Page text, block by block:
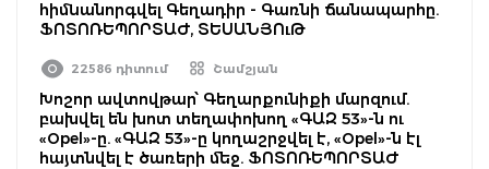
հիմնանորգվել Գեղադիր - Գառնի ճանապարհը.
ՖՈՏՈՌԵՊՈՐՏԱԺ, ՏԵՍԱՆՅՈւԹ
22586 դիտում Շամշյան
Խոշոր ավտովթար՝ Գեղարքունիքի մարզում.
բախվել են խոտ տեղափոխող «ԳԱԶ 53»-ն ու
«Opel»-ը. «ԳԱԶ 53»-ը կողաշրջվել է, «Opel»-ն էլ
հայտնվել է ծառերի մեջ. ՖՈՏՈՌԵՊՈՐՏԱԺ